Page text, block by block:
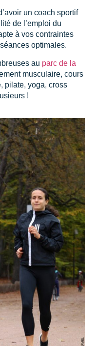
un coach sportif
de l’emploi du
à vos contraintes
optimales.
au parc de la
musculaire, cours
pilate, yoga, cross
!